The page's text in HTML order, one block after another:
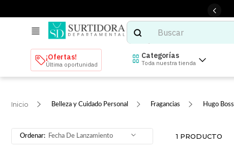
Buscar
TÉRMINOS MÁS BUSCADOS
mochilas
5.
tenis
¡Ofertas!
Última oportunidad
Categorías
Toda nuestra tienda
Belleza y Cuidado Personal Fragancias Hugo Boss
Fecha De Lanzamiento 1 PRODUCTO